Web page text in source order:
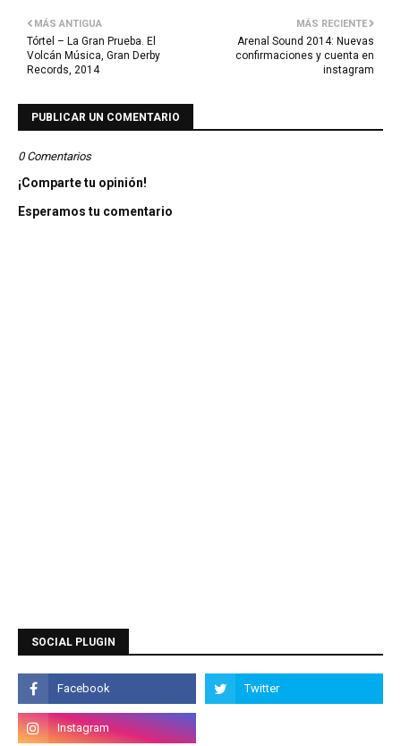
MÁS RECIENTE
Arenal Sound 2014: Nuevas
confirmaciones‏ y cuenta en
instagram
MÁS ANTIGUA
Tórtel – La Gran Prueba. El
Volcán Música, Gran Derby
Records, 2014
PUBLICAR UN COMENTARIO
0 Comentarios
¡Comparte tu opinión!
Esperamos tu comentario
SOCIAL PLUGIN